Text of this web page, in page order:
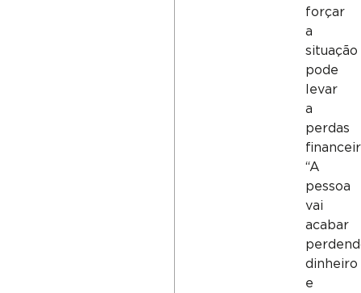
forçar
a
situação
pode
levar
a
perdas
“A
pessoa
vai
acabar
dinheiro
e